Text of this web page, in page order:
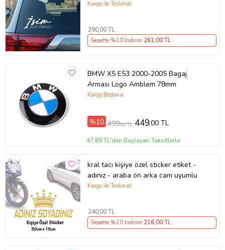
Kargo ile Teslimat
290,00 TL
Sepette %10 İndirim 261,00 TL
BMW X5 E53 2000-2005 Bagaj
Arması Logo Amblem 78mm
Kargo Bedava
%10 499,00 TL 449,00 TL
47,89 TL'den Başlayan Taksitlerle
kral tacı kişiye özel sticker etiket -
adınız - araba ön arka cam uyumlu
Kargo ile Teslimat
240,00 TL
Sepette %10 İndirim 216,00 TL